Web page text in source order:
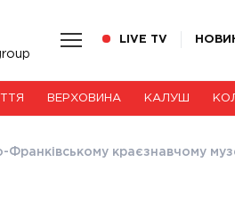
LIVE TV
ВЕРХОВИНА КАЛУШ
Франківському краєзнавчому